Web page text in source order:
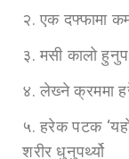
२. एक दफ्फामा
३. मसी कालो
४. लेख्‍ने क्रममा
५. हरेक पटक
शरीर धुनुपर्थ्यो